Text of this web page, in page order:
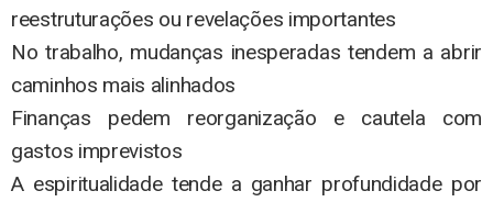
reestruturações ou revelações importantes
No trabalho, mudanças inesperadas tendem a abrir
caminhos mais alinhados
Finanças pedem reorganização e cautela com
gastos imprevistos
A espiritualidade tende a ganhar profundidade por